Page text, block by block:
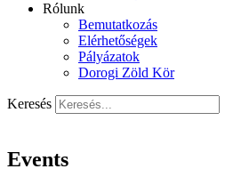
Rólunk
Bemutatkozás
Elérhetőségek
Pályázatok
Dorogi Zöld Kör
Keresés
Events